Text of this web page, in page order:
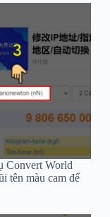
Convert World
tên màu cam để